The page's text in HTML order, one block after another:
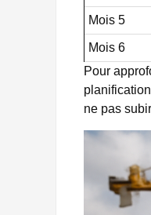
Mois 5
Mois 6
Pour
ne pas